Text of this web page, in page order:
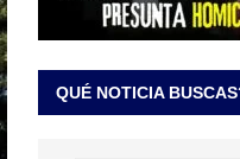
QUÉ NOTICIA